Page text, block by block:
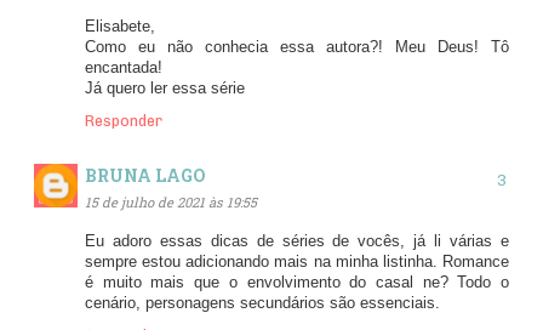
Elisabete,
Como eu não conhecia essa autora?! Meu Deus! Tô
encantada!
Já quero ler essa série
Responder
BRUNA LAGO
15 de julho de 2021 às 19:55
Eu adoro essas dicas de séries de vocês, já li várias e
sempre estou adicionando mais na minha listinha. Romance
é muito mais que o envolvimento do casal ne? Todo o
cenário, personagens secundários são essenciais.